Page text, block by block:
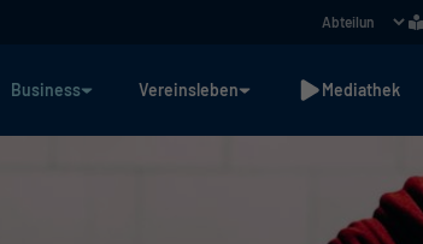
Business Vereinsleben Mediathek